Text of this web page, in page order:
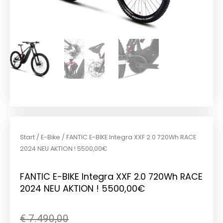
Start / E-Bike / FANTIC E-BIKE Integra XXF 2.0 720Wh RACE
2024 NEU AKTION ! 5500,00€
FANTIC E-BIKE Integra XXF 2.0 720Wh RACE
2024 NEU AKTION ! 5500,00€
€7.490,00
Ursprünglicher
Aktueller